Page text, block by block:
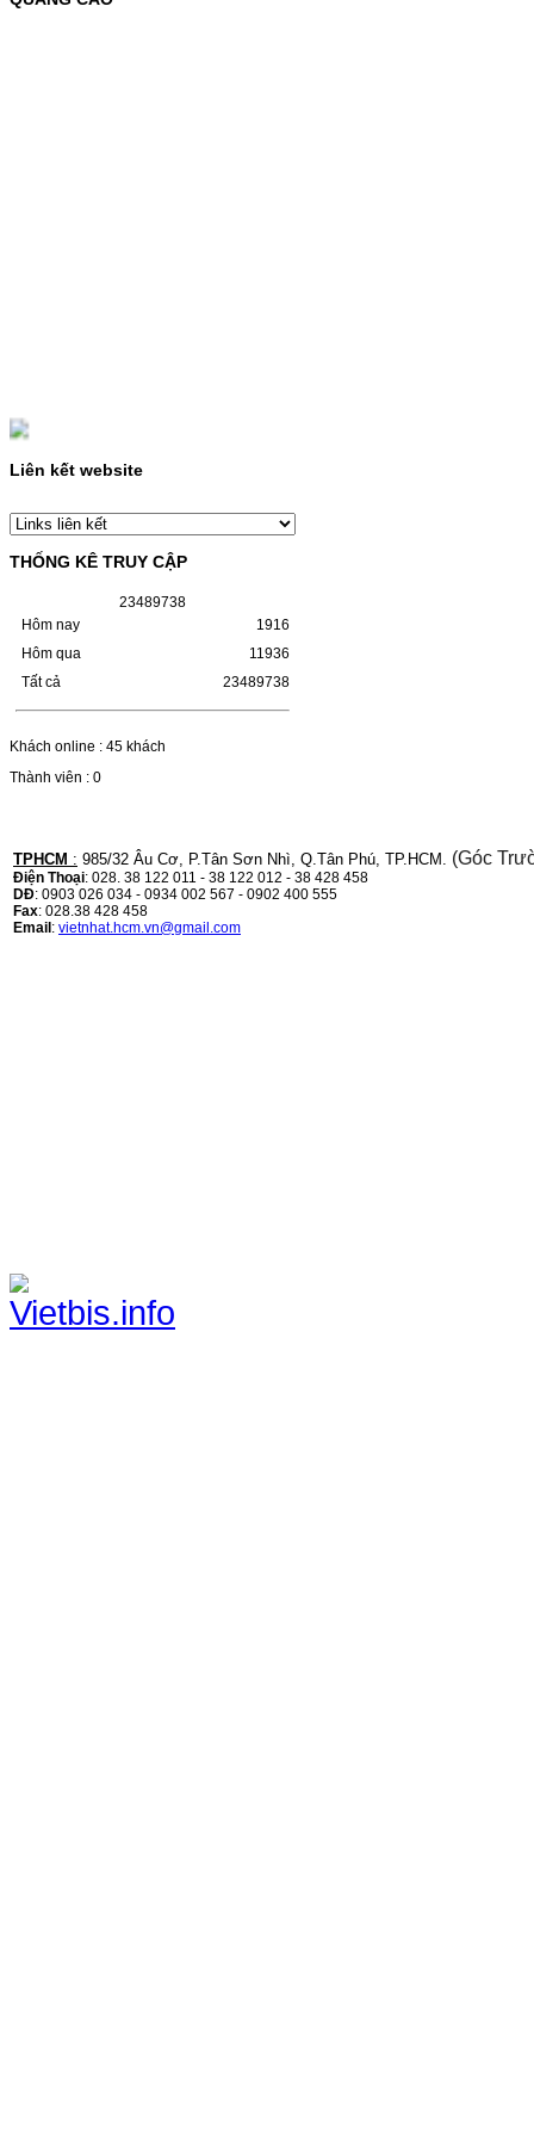
C435 C436 C485 SL-485FW SL-486
HỘP MỰC CANON CRG-070
243/MF 461DW
HỘP MỰC CANON CRG-070 CHO DÒNG
MÁY LBP 243/MF 461DW MÃ HỘP MỰC:–
Hộp mực Canon CRG-070– Loại mực: Mực
in laser trắng đenSỬ DỤNG CHO MÁY IN:–
Giá : 799.000VND
HỘP MỰC TK-1158 CHO
MÁY IN KYOCERA
mực: Mực in laser trắng đenSỬ DỤNG CHO
MÁY IN:- Kyocera Ecosys
M2135dn/M2635dn/M2735dw/P2235dn/P2235dw-
Mặt hàng…
Giá : 799.000VND
Liên kết website
THỐNG KÊ TRUY CẬP
23489738
Hôm nay
Hôm qua
Tất cả
1916
11936
23489738
Khách online : 45 khách
Thành viên : 0
TPHCM : 985/32 Âu Cơ, P.Tân Sơn Nhì, Q.Tân Phú, TP.HCM. (Góc
Điện Thoại: 028. 38 122 011 - 38 122 012 - 38 428 458
DĐ: 0903 026 034 - 0934 002 567 - 0902 400 555
Fax: 028.38 428 458
Email: vietnhat.hcm.vn@gmail.com